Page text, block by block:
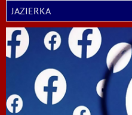
JAZIERKA